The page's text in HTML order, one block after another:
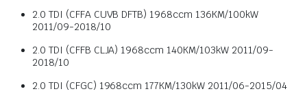
2.0 TDI (CFFA CUVB DFTB) 1968ccm 136KM/100kW
2011/09-2018/10
2.0 TDI (CFFB CLJA) 1968ccm 140KM/103kW 2011/09-
2018/10
2.0 TDI (CFGC) 1968ccm 177KM/130kW 2011/06-2015/04